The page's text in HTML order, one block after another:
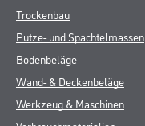
Trockenbau
Putze- und Spachtelmassen
Bodenbeläge
Wand- & Deckenbeläge
Werkzeug & Maschinen